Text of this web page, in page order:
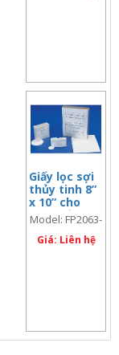
Giấy lọc sợi
thủy tinh 8”
x 10” cho
trạm lấy
mẫu bụi TSP
Model: FP2063-
810
Giá: Liên hệ